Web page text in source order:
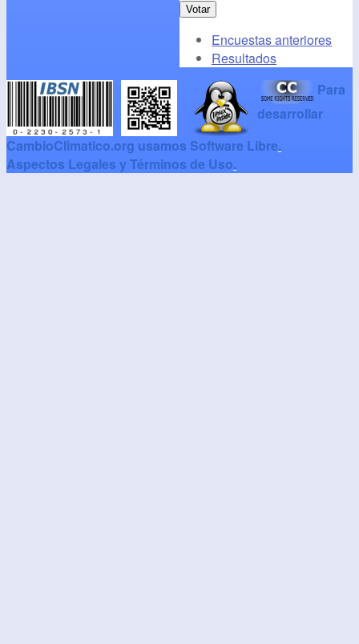
Encuestas anteriores
Resultados
Para
desarrollar
CambioClimatico.org usamos Software Libre.
Aspectos Legales y Términos de Uso.